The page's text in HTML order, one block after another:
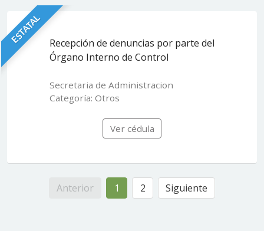
ESTATAL
Recepción de denuncias por parte del
Órgano Interno de Control
Secretaria de Administracion
Categoría: Otros
Ver cédula
Anterior 1 2 Siguiente